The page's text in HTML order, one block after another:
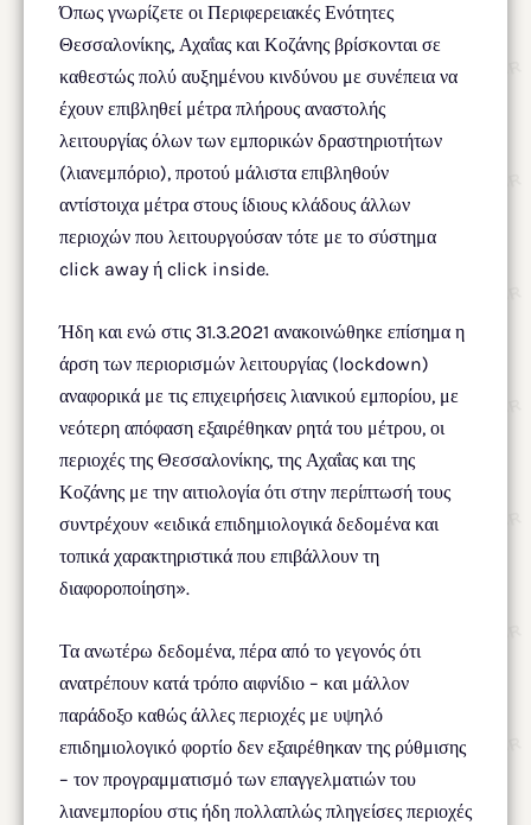
Όπως γνωρίζετε οι Περιφερειακές Ενότητες
Θεσσαλονίκης, Αχαΐας και Κοζάνης βρίσκονται σε
καθεστώς πολύ αυξημένου κινδύνου με συνέπεια να
έχουν επιβληθεί μέτρα πλήρους αναστολής
λειτουργίας όλων των εμπορικών δραστηριοτήτων
(λιανεμπόριο), προτού μάλιστα επιβληθούν
αντίστοιχα μέτρα στους ίδιους κλάδους άλλων
περιοχών που λειτουργούσαν τότε με το σύστημα
click away ή click inside.
Ήδη και ενώ στις 31.3.2021 ανακοινώθηκε επίσημα η
άρση των περιορισμών λειτουργίας (lockdown)
αναφορικά με τις επιχειρήσεις λιανικού εμπορίου, με
νεότερη απόφαση εξαιρέθηκαν ρητά του μέτρου, οι
περιοχές της Θεσσαλονίκης, της Αχαΐας και της
Κοζάνης με την αιτιολογία ότι στην περίπτωσή τους
συντρέχουν «ειδικά επιδημιολογικά δεδομένα και
τοπικά χαρακτηριστικά που επιβάλλουν τη
διαφοροποίηση».
Τα ανωτέρω δεδομένα, πέρα από το γεγονός ότι
ανατρέπουν κατά τρόπο αιφνίδιο – και μάλλον
παράδοξο καθώς άλλες περιοχές με υψηλό
επιδημιολογικό φορτίο δεν εξαιρέθηκαν της ρύθμισης
– τον προγραμματισμό των επαγγελματιών του
λιανεμπορίου στις ήδη πολλαπλώς πληγείσες περιοχές